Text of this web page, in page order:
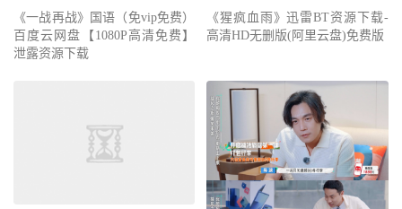
《一战再战》国语（免vip免费）
百度云网盘【1080P高清免费】
泄露资源下载
《猩疯血雨》迅雷BT资源下载-
高清HD无删版(阿里云盘)免费版